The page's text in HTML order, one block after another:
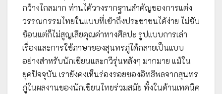
กว้างไกลมาก ท่านได้วางรากฐานสำคัญของการแต่ง
วรรณกรรมไทยในแบบที่เข้าถึงประชาชนได้ง่าย ไม่ซับ
ซ้อนแต่ก็ไม่สูญเสียคุณค่าทางศิลปะ รูปแบบการเล่า
เรื่องและการใช้ภาษาของสุนทรภู่ได้กลายเป็นแบบ
อย่างสำหรับนักเขียนและกวีรุ่นหลังๆ มากมาย แม้ใน
ยุคปัจจุบัน เรายังคงเห็นร่องรอยของอิทธิพลจากสุนทร
ภู่ในผลงานของนักเขียนไทยร่วมสมัย ทั้งในด้านเทคนิค